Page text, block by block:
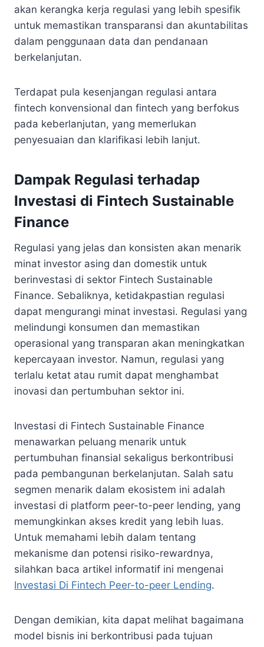
akan kerangka kerja regulasi yang lebih spesifik
untuk memastikan transparansi dan akuntabilitas
dalam penggunaan data dan pendanaan
berkelanjutan.
Terdapat pula kesenjangan regulasi antara
fintech konvensional dan fintech yang berfokus
pada keberlanjutan, yang memerlukan
penyesuaian dan klarifikasi lebih lanjut.
Dampak Regulasi terhadap
Investasi di Fintech Sustainable
Finance
Regulasi yang jelas dan konsisten akan menarik
minat investor asing dan domestik untuk
berinvestasi di sektor Fintech Sustainable
Finance. Sebaliknya, ketidakpastian regulasi
dapat mengurangi minat investasi. Regulasi yang
melindungi konsumen dan memastikan
operasional yang transparan akan meningkatkan
kepercayaan investor. Namun, regulasi yang
terlalu ketat atau rumit dapat menghambat
inovasi dan pertumbuhan sektor ini.
Investasi di Fintech Sustainable Finance
menawarkan peluang menarik untuk
pertumbuhan finansial sekaligus berkontribusi
pada pembangunan berkelanjutan. Salah satu
segmen menarik dalam ekosistem ini adalah
investasi di platform peer-to-peer lending, yang
memungkinkan akses kredit yang lebih luas.
Untuk memahami lebih dalam tentang
mekanisme dan potensi risiko-rewardnya,
silahkan baca artikel informatif ini mengenai
Investasi Di Fintech Peer-to-peer Lending.
Dengan demikian, kita dapat melihat bagaimana
model bisnis ini berkontribusi pada tujuan